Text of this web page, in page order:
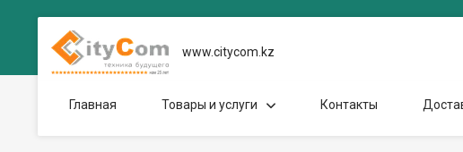
www.citycom.kz
Главная Товары и услуги Контакты